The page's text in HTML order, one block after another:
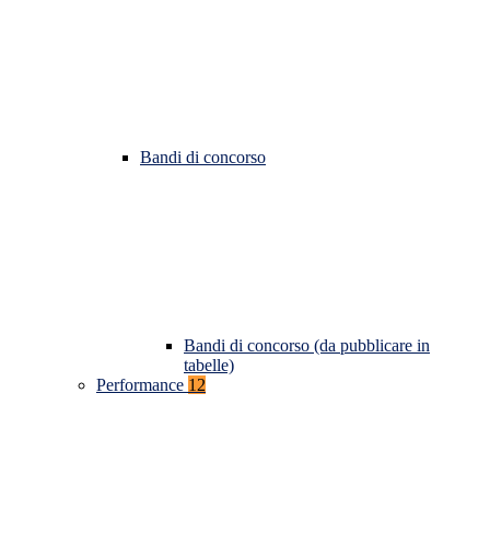
Bandi di concorso
Bandi di concorso (da pubblicare in
tabelle)
Performance 12